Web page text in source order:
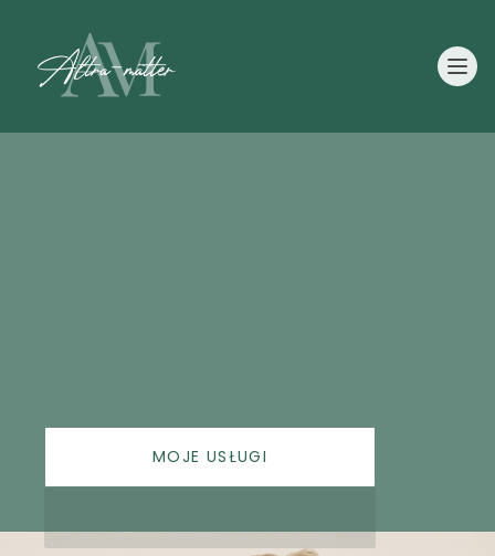
MOJE USŁUGI